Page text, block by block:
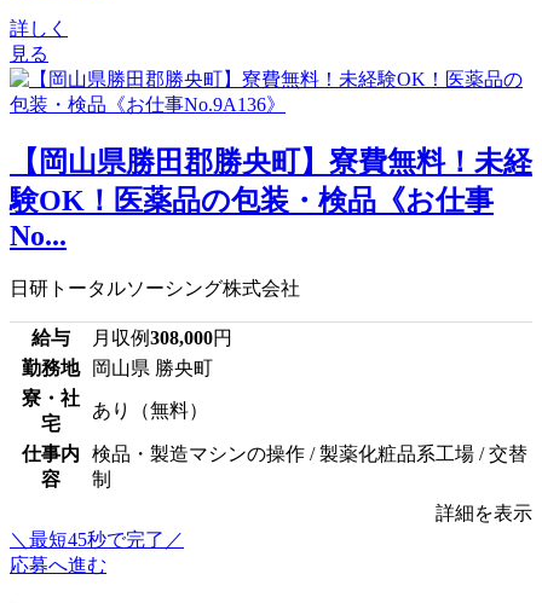
詳しく
見る
【岡山県勝田郡勝央町】寮費無料！未経
験OK！医薬品の包装・検品《お仕事
No...
日研トータルソーシング株式会社
給与 月収例308,000円
勤務地
岡山県 勝央町
寮・社
宅
あり（無料）
仕事内
容
検品・製造マシンの操作 / 製薬化粧品系工場 / 交替
制
詳細を表示
＼最短45秒で完了／
応募へ進む